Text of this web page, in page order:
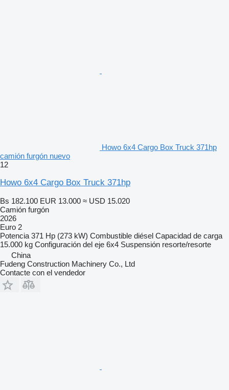
Howo 6x4 Cargo Box Truck 371hp
camión furgón nuevo
12
Howo 6x4 Cargo Box Truck 371hp
Bs 182.100 EUR 13.000 ≈ USD 15.020
Camión furgón
2026
Euro 2
Potencia 371 Hp (273 kW) Combustible diésel Capacidad de carga
15.000 kg Configuración del eje 6x4 Suspensión resorte/resorte
China
Fudeng Construction Machinery Co., Ltd
Contacte con el vendedor